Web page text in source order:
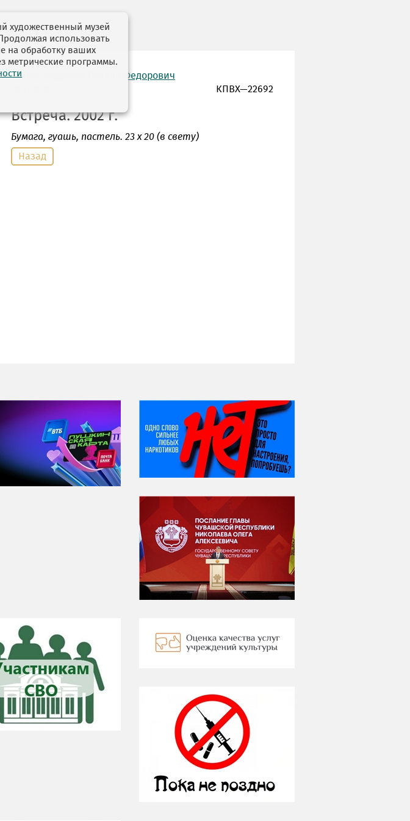
автор: Федоров Ревель Федорович
КПВХ—22692
Встреча. 2002 г.
Бумага, гуашь, пастель. 23 х 20 (в свету)
Назад
НИ ДНЯ БЕЗ ДАТЫ...
06 августа
Яков Яковлевич
Вебер
художественный музей
использовать
на обработку ваших
метрические программы.